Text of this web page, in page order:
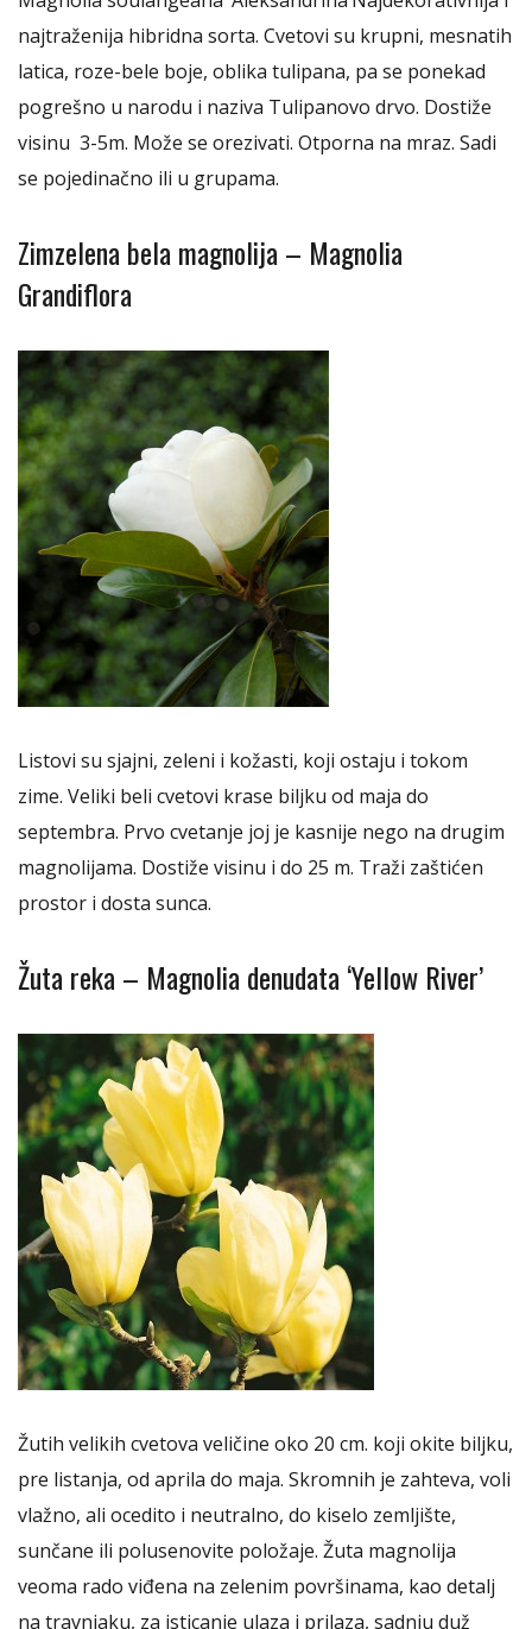
najtraženija hibridna sorta. Cvetovi su krupni, mesnatih
latica, roze-bele boje, oblika tulipana, pa se ponekad
pogrešno u narodu i naziva Tulipanovo drvo. Dostiže
visinu 3-5m. Može se orezivati. Otporna na mraz. Sadi
se pojedinačno ili u grupama.
Zimzelena bela magnolija – Magnolia
Grandiflora
Listovi su sjajni, zeleni i kožasti, koji ostaju i tokom
zime. Veliki beli cvetovi krase biljku od maja do
septembra. Prvo cvetanje joj je kasnije nego na drugim
magnolijama. Dostiže visinu i do 25 m. Traži zaštićen
prostor i dosta sunca.
Žuta reka – Magnolia denudata ‘Yellow River’
Žutih velikih cvetova veličine oko 20 cm. koji okite biljku,
pre listanja, od aprila do maja. Skromnih je zahteva, voli
vlažno, ali ocedito i neutralno, do kiselo zemljište,
sunčane ili polusenovite položaje. Žuta magnolija
veoma rado viđena na zelenim površinama, kao detalj
na travnjaku, za isticanje ulaza i prilaza, sadnju duž